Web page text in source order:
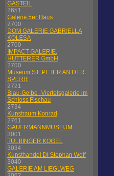
GASTEIL
2651
Galerie 5er Haus
2700
DOM GALERIE GABRIELLA
KOLESA
2700
IMPACT GALERIE,
HUTTERER GmbH
2700
Museum ST. PETER AN DER
SPERR
2721
Blau-Gelbe -Viertelsgalerie im
Schloss Fischau
2734
Kunstraum Konrad
2761
GAUERMANNMUSEUM
3001
TULBINGER KOGEL
3034
Kunsthandel DI Stephan Wolf
3040
GALERIE AM LIEGLWEG